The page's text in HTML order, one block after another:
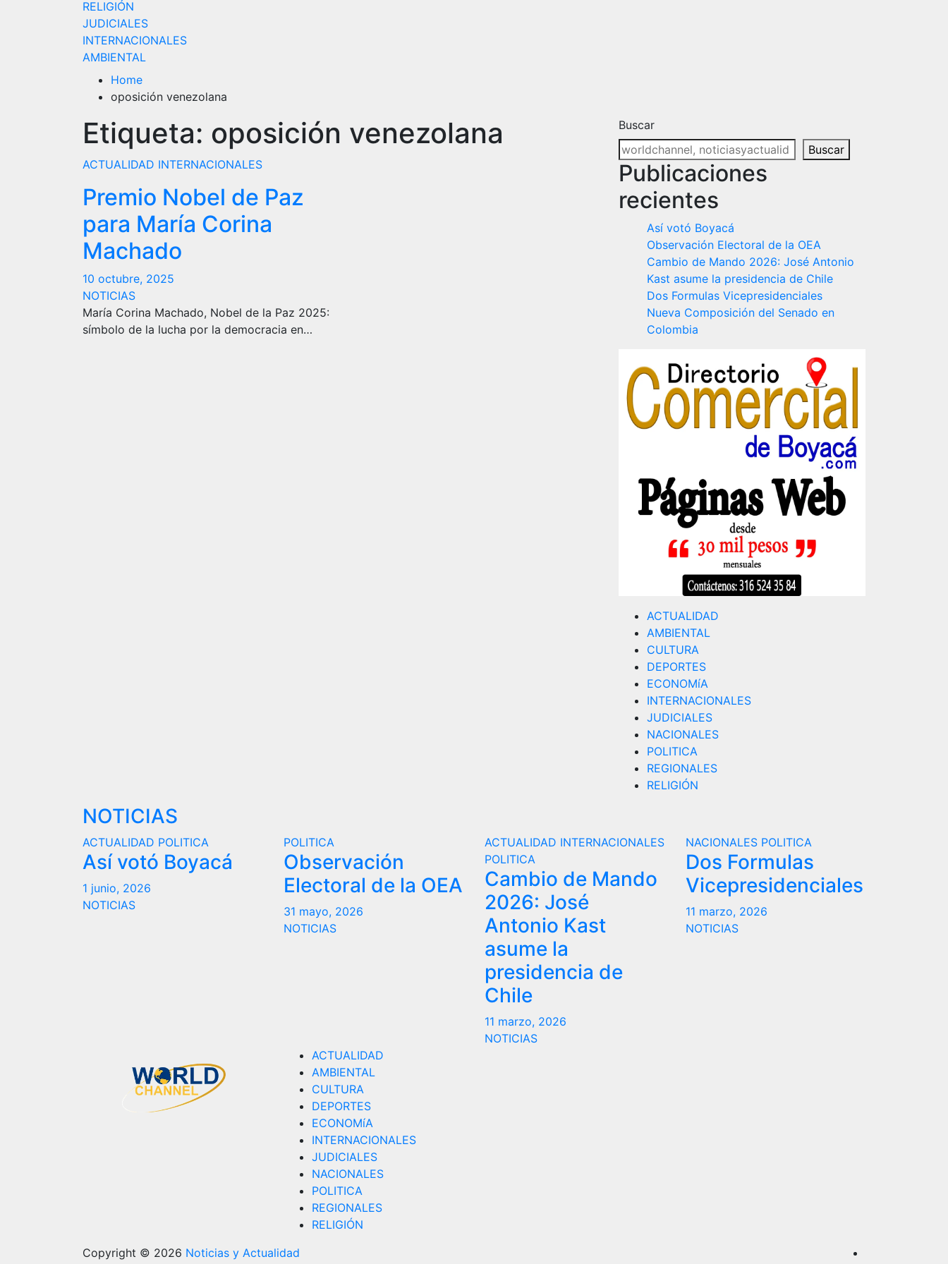
RELIGIÓN
JUDICIALES
INTERNACIONALES
AMBIENTAL
Home
oposición venezolana
Etiqueta: oposición venezolana
ACTUALIDAD INTERNACIONALES
Premio Nobel de Paz
para María Corina
Machado
10 octubre, 2025
NOTICIAS
María Corina Machado, Nobel de la Paz 2025:
símbolo de la lucha por la democracia en…
Buscar
Buscar
Publicaciones
recientes
Así votó Boyacá
Observación Electoral de la OEA
Cambio de Mando 2026: José Antonio
Kast asume la presidencia de Chile
Dos Formulas Vicepresidenciales
Nueva Composición del Senado en
Colombia
ACTUALIDAD
AMBIENTAL
CULTURA
DEPORTES
ECONOMíA
INTERNACIONALES
JUDICIALES
NACIONALES
POLITICA
REGIONALES
RELIGIÓN
NOTICIAS
ACTUALIDAD POLITICA
Así votó Boyacá
1 junio, 2026
NOTICIAS
POLITICA
Observación
Electoral de la OEA
31 mayo, 2026
NOTICIAS
ACTUALIDAD INTERNACIONALES
POLITICA
Cambio de Mando
2026: José
Antonio Kast
asume la
presidencia de
Chile
11 marzo, 2026
NOTICIAS
NACIONALES POLITICA
Dos Formulas
Vicepresidenciales
11 marzo, 2026
NOTICIAS
ACTUALIDAD
AMBIENTAL
CULTURA
DEPORTES
ECONOMíA
INTERNACIONALES
JUDICIALES
NACIONALES
POLITICA
REGIONALES
RELIGIÓN
Copyright © 2026 Noticias y Actualidad